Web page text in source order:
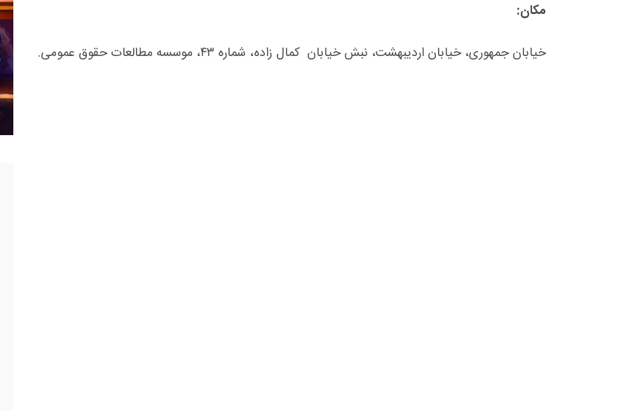
مکان:
خیابان جمهوری، خیابان اردیبهشت، نبش خیابان کمال زاده، شماره ۴۳، موسسه مطالعات حقوق عمومی.